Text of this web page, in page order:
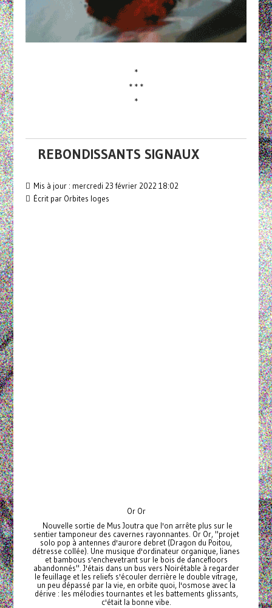
*
* * *
*
REBONDISSANTS SIGNAUX
Mis à jour : mercredi 23 février 2022 18:02
Écrit par Orbites loges
Or Or
Nouvelle sortie de Mus Joutra que l'on arrête plus sur le
sentier tamponeur des cavernes rayonnantes. Or Or, "projet
solo pop à antennes d'aurore debret (Dragon du Poitou,
détresse collée). Une musique d'ordinateur organique, lianes
et bambous s'enchevetrant sur le bois de dancefloors
abandonnés". J'étais dans un bus vers Noirétable à regarder
le feuillage et les reliefs s'écouler derrière le double vitrage,
un peu dépassé par la vie, en orbite quoi, l'osmose avec la
dérive : les mélodies tournantes et les battements glissants,
c'était la bonne vibe.